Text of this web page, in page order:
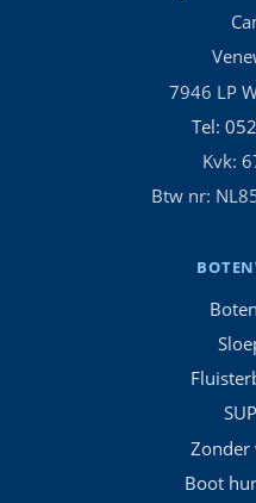
7946 LP
Tel:
Kvk:
Btw nr:
Zonder
Boot